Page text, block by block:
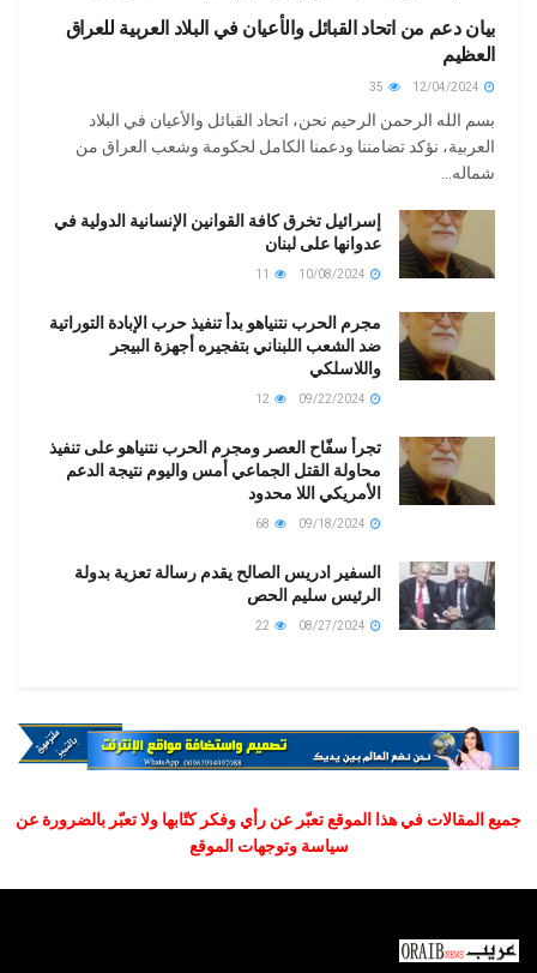
بيان دعم من اتحاد القبائل والأعيان في البلاد العربية للعراق
العظيم
بسم الله الرحمن الرحيم نحن، اتحاد القبائل والأعيان في البلاد
العربية، نؤكد تضامننا ودعمنا الكامل لحكومة وشعب العراق من
شماله...
إسرائيل تخرق كافة القوانين الإنسانية الدولية في
عدوانها على لبنان
مجرم الحرب نتنياهو بدأ تنفيذ حرب الإبادة التوراتية
ضد الشعب اللبناني بتفجيره أجهزة البيجر
واللاسلكي
تجرأ سفّاح العصر ومجرم الحرب نتنياهو على تنفيذ
محاولة القتل الجماعي أمس واليوم نتيجة الدعم
الأمريكي اللا محدود
السفير ادريس الصالح يقدم رسالة تعزية بدولة
الرئيس سليم الحص
جميع المقالات في هذا الموقع تعبّر عن رأي وفكر كتّابها ولا تعبّر بالضرورة عن
سياسة وتوجهات الموقع